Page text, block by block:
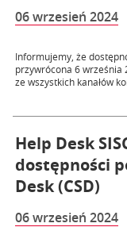
06 wrzesień 2024
Informujemy, że
przywrócona 6 września
ze wszystkich kanałów
Help Desk
dostępności
Desk (CSD)
06 wrzesień 2024